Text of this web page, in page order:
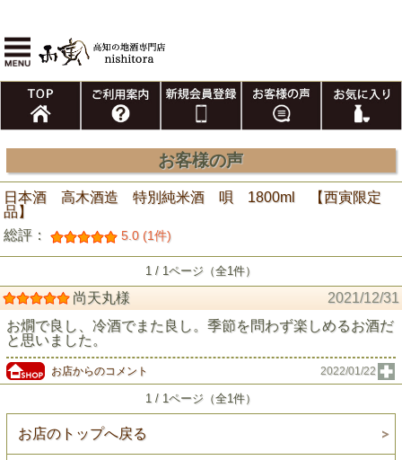
お客様の声
日本酒 高木酒造 特別純米酒 唄 1800ml 【西寅限定
品】
総評：
5.0 (1件)
1 / 1ページ（全1件）
尚天丸様
2021/12/31
お燗で良し、冷酒でまた良し。季節を問わず楽しめるお酒だ
と思いました。
お店からのコメント 2022/01/22
1 / 1ページ（全1件）
お店のトップへ戻る